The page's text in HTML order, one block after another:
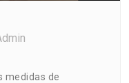
medidas de